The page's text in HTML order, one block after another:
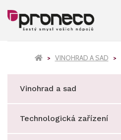
VINOHRAD A SAD
Vinohrad a sad
Technologická zařízení